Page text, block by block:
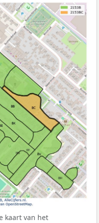
kaart van het